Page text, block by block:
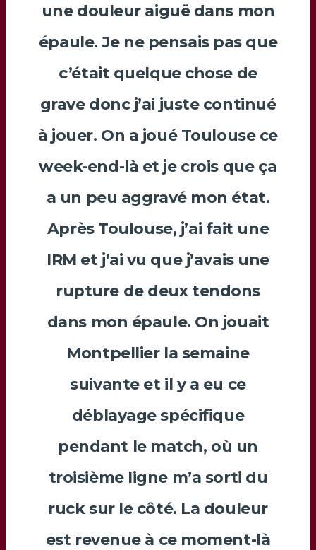
une douleur aiguë dans mon
épaule. Je ne pensais pas que
c’était quelque chose de
grave donc j’ai juste continué
à jouer. On a joué Toulouse ce
week-end-là et je crois que ça
a un peu aggravé mon état.
Après Toulouse, j’ai fait une
IRM et j’ai vu que j’avais une
rupture de deux tendons
dans mon épaule. On jouait
Montpellier la semaine
suivante et il y a eu ce
déblayage spécifique
pendant le match, où un
troisième ligne m’a sorti du
ruck sur le côté. La douleur
est revenue à ce moment-là